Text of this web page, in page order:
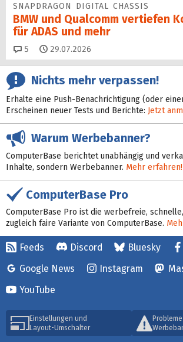
SNAPDRAGON DIGITAL CHASSIS
BMW und Qualcomm vertiefen
für ADAS und mehr
5 Kommentare
29.07.2026
Nichts mehr verpassen!
Erhalte eine Push-Benachrichtigung (oder
Erscheinen neuer Tests und Berichte: Jetzt
Warum Werbebanner?
ComputerBase berichtet unabhängig und
Inhalte, sondern Werbebanner. Mehr erfahren!
ComputerBase Pro
ComputerBase Pro ist die werbefreie,
zugleich faire Variante von ComputerBase.
Feeds Discord Bluesky
Google News
Instagram
YouTube
Einstellungen und
Layout-Umschalter